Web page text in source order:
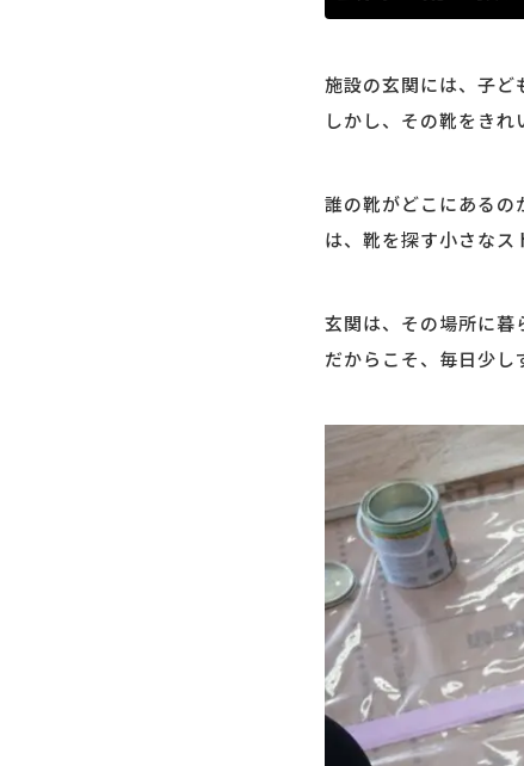
施設の玄関には、子ど
しかし、その靴をきれ
誰の靴がどこにあるの
は、靴を探す小さなス
玄関は、その場所に暮
だからこそ、毎日少し